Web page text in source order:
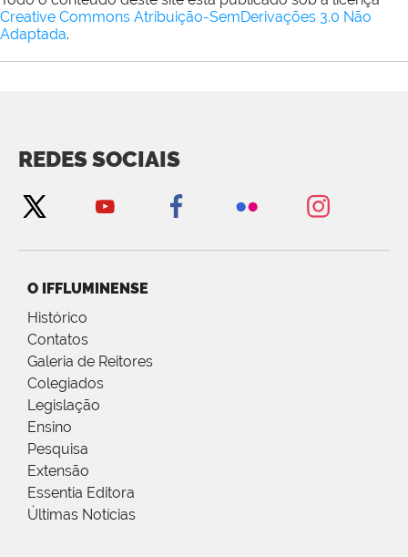
Creative Commons Atribuição-SemDerivações 3.0 Não
Adaptada.
REDES SOCIAIS
O IFFLUMINENSE
Histórico
Contatos
Galeria de Reitores
Colegiados
Legislação
Ensino
Pesquisa
Extensão
Essentia Editora
Últimas Notícias